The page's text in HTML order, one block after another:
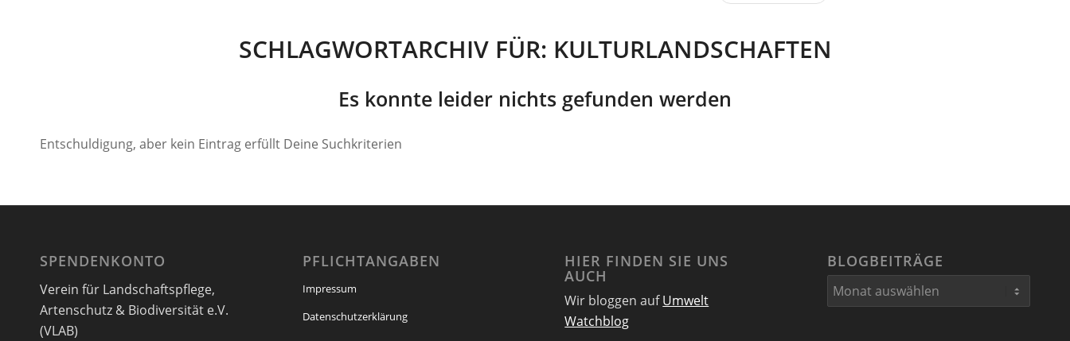
SCHLAGWORTARCHIV FÜR: KULTURLANDSCHAFTEN
Es konnte leider nichts gefunden werden
Entschuldigung, aber kein Eintrag erfüllt Deine Suchkriterien
SPENDENKONTO
Verein für Landschaftspflege,
Artenschutz & Biodiversität e.V.
(VLAB)
PFLICHTANGABEN
Impressum
Datenschutzerklärung
HIER FINDEN SIE UNS
AUCH
Wir bloggen aufUmwelt
Watchblog
BLOGBEITRÄGE